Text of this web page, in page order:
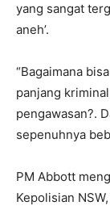
yang sangat
aneh’.
“Bagaimana
panjang
pengawasan?.
sepenuhnya
PM Abbott
Kepolisian